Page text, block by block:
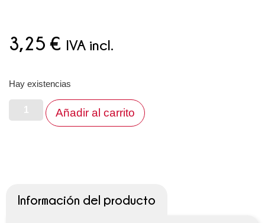
3,25€ IVA incl.
Hay existencias
Añadir al carrito
Información del producto